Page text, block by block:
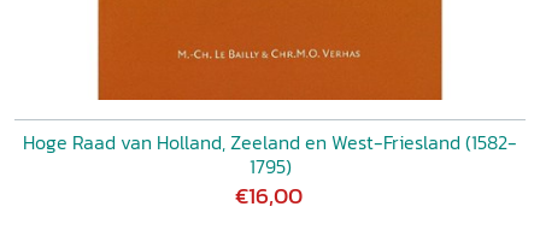
Hoge Raad van Holland, Zeeland en West-Friesland (1582-
1795)
€16,00